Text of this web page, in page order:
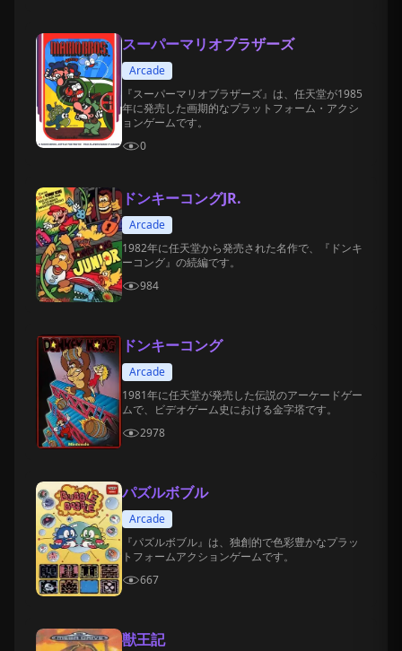
スーパーマリオブラザーズ
Arcade
『スーパーマリオブラザーズ』は、任天堂が1985
年に発売した画期的なプラットフォーム・アクシ
ョンゲームです。
0
ドンキーコングJR.
Arcade
1982年に任天堂から発売された名作で、『ドンキ
ーコング』の続編です。
984
ドンキーコング
Arcade
1981年に任天堂が発売した伝説のアーケードゲー
ムで、ビデオゲーム史における金字塔です。
2978
パズルボブル
Arcade
『パズルボブル』は、独創的で色彩豊かなプラッ
トフォームアクションゲームです。
667
獣王記